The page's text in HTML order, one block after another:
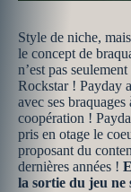
Style de niche,
le concept de
n’est pas
Rockstar ! Payday
avec ses
coopération !
pris en otage le
proposant du
dernières années !
la sortie du jeu ne